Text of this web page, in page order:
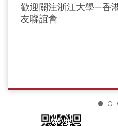
歡迎關注浙江大學—香
友聯誼會